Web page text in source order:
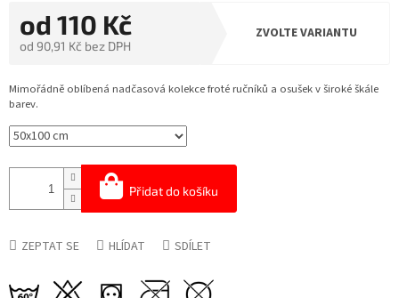
od 110 Kč
od 90,91 Kč bez DPH
cena:
ZVOLTE VARIANTU
Přidat do košíku
Mimořádně oblíbená nadčasová kolekce froté ručníků a osušek v široké škále
barev.
ZEPTAT SE HLÍDAT SDÍLET